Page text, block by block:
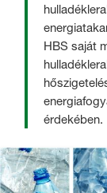
HBS saját
érdekében.